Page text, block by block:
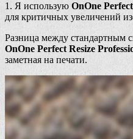
1. Я использую OnOne
для критичных увеличений
Разница между стандартным
OnOne Perfect Resize
заметная на печати.